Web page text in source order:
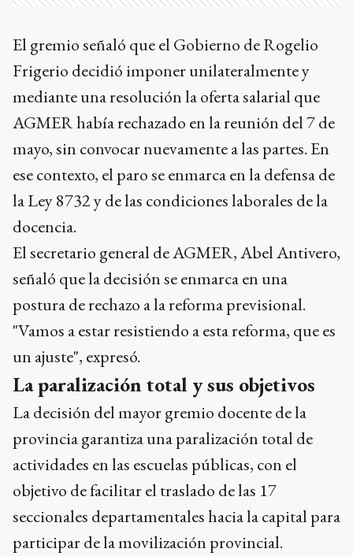
El gremio señaló que el Gobierno de Rogelio
Frigerio decidió imponer unilateralmente y
mediante una resolución la oferta salarial que
AGMER había rechazado en la reunión del 7 de
mayo, sin convocar nuevamente a las partes. En
ese contexto, el paro se enmarca en la defensa de
la Ley 8732 y de las condiciones laborales de la
docencia.
El secretario general de AGMER, Abel Antivero,
señaló que la decisión se enmarca en una
postura de rechazo a la reforma previsional.
"Vamos a estar resistiendo a esta reforma, que es
un ajuste", expresó.
La paralización total y sus objetivos
La decisión del mayor gremio docente de la
provincia garantiza una paralización total de
actividades en las escuelas públicas, con el
objetivo de facilitar el traslado de las 17
seccionales departamentales hacia la capital para
participar de la movilización provincial.